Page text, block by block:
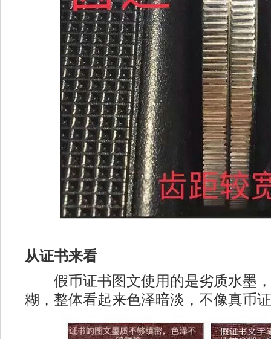
从证书来看
假币证书图文使用的是劣质水墨，
糊，整体看起来色泽暗淡，不像真币